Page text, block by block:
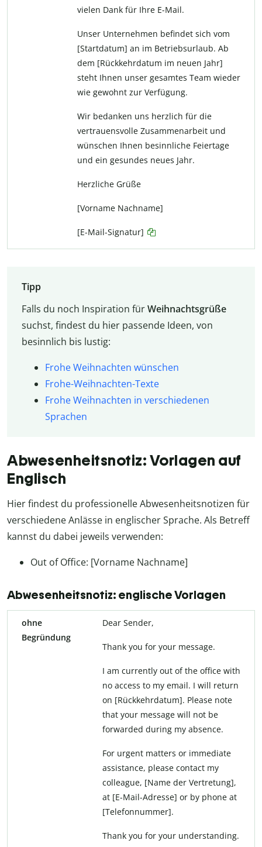
vielen Dank für Ihre E-Mail.
Unser Unternehmen befindet sich vom
[Startdatum] an im Betriebsurlaub. Ab
dem [Rückkehrdatum im neuen Jahr]
steht Ihnen unser gesamtes Team wieder
wie gewohnt zur Verfügung.
Wir bedanken uns herzlich für die
vertrauensvolle Zusammenarbeit und
wünschen Ihnen besinnliche Feiertage
und ein gesundes neues Jahr.
Herzliche Grüße
[Vorname Nachname]
[E-Mail-Signatur]
Tipp
Falls du noch Inspiration fürWeihnachtsgrüße
suchst, findest du hier passende Ideen, von
besinnlich bis lustig:
Frohe Weihnachten wünschen
Frohe-Weihnachten-Texte
Frohe Weihnachten in verschiedenen
Sprachen
Abwesenheitsnotiz: Vorlagen auf
Englisch
Hier findest du professionelle Abwesenheitsnotizen für
verschiedene Anlässe in englischer Sprache. Als Betreff
kannst du dabei jeweils verwenden:
Out of Office: [Vorname Nachname]
Abwesenheitsnotiz: englische Vorlagen
ohne
Begründung
Dear Sender,
Thank you for your message.
I am currently out of the office with
no access to my email. I will return
on [Rückkehrdatum]. Please note
that your message will not be
forwarded during my absence.
For urgent matters or immediate
assistance, please contact my
colleague, [Name der Vertretung],
at [E-Mail-Adresse] or by phone at
[Telefonnummer].
Thank you for your understanding.